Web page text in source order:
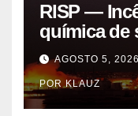
RISP —
química de
AGOSTO 5, 2026
POR KLAUZ